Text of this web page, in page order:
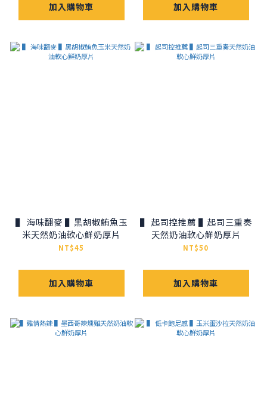
加入購物車 加入購物車
▌ 海味翻麥 ▌黑胡椒鮪魚玉
米天然奶油軟心鮮奶厚片
NT$45
加入購物車
▌ 起司控推薦 ▌起司三重奏
天然奶油軟心鮮奶厚片
NT$50
加入購物車